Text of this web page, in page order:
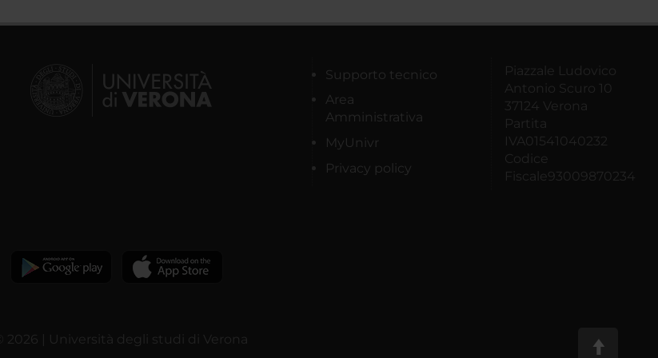
Supporto tecnico
Area
Amministrativa
MyUnivr
Privacy policy
Piazzale Ludovico
Antonio Scuro 10
37124 Verona
Partita
IVA01541040232
Codice
Fiscale93009870234
© 2026 | Università degli studi di Verona